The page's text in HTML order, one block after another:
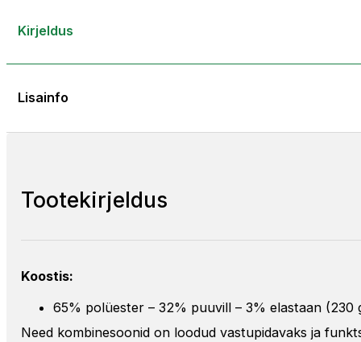
Kirjeldus
Lisainfo
Tootekirjeldus
Koostis:
65% polüester – 32% puuvill – 3% elastaan (230
Need kombinesoonid on loodud vastupidavaks ja